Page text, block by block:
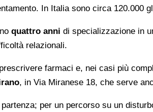
In Italia sono circa 120.000
quattro anni di specializzazione in
relazionali.
farmaci e, nei casi più
, in Via Miranese 18, che serve
per un percorso su un